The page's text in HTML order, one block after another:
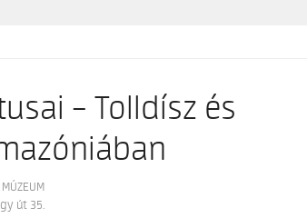
– Tolldísz és
út 35.